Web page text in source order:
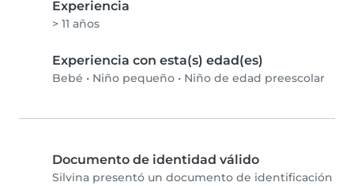
Experiencia
> 11 años
Experiencia con esta(s) edad(es)
Bebé • Niño pequeño • Niño de edad preescolar
Documento de identidad válido
Silvina presentó un documento de identificación